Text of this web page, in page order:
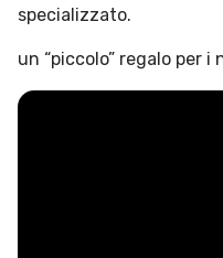
specializzato.
un “piccolo” regalo per